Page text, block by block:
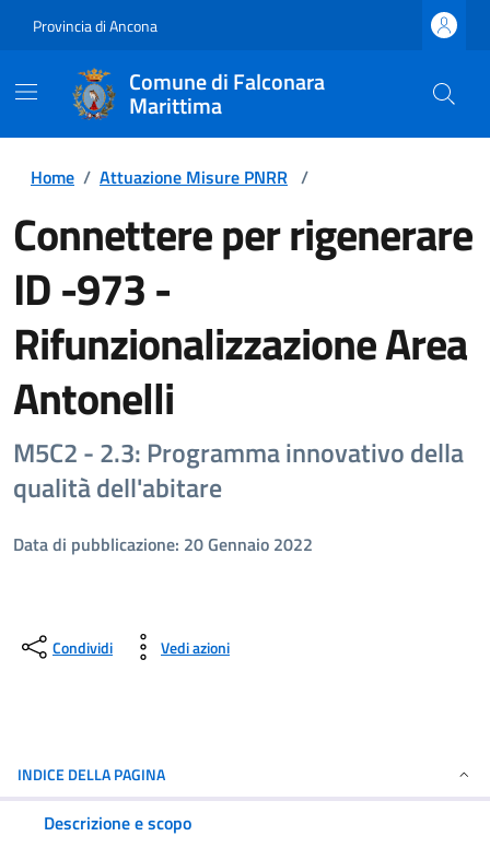
Provincia di Ancona
Comune di Falconara
Marittima
Home / Attuazione Misure PNRR /
Connettere per rigenerare
ID -973 -
Rifunzionalizzazione Area
Antonelli
M5C2 - 2.3: Programma innovativo della
qualità dell'abitare
Data di pubblicazione: 20 Gennaio 2022
Condividi Vedi azioni
INDICE DELLA PAGINA
Descrizione e scopo